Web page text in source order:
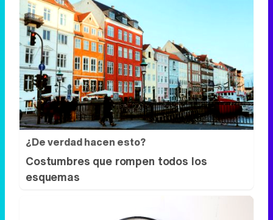
¿De verdad hacen esto?
Costumbres que rompen todos los
esquemas